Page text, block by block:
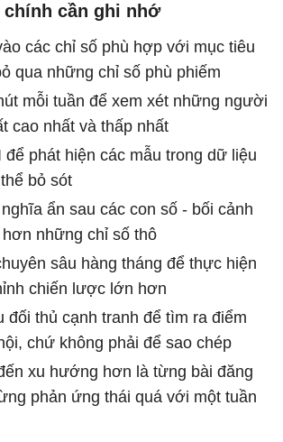
chính cần ghi nhớ
các chỉ số phù hợp với mục tiêu
qua những chỉ số phù phiếm
mỗi tuần để xem xét những người
cao nhất và thấp nhất
để phát hiện các mẫu trong dữ liệu
bỏ sót
ẩn sau các con số - bối cảnh
những chỉ số thô
sâu hàng tháng để thực hiện
chiến lược lớn hơn
đối thủ cạnh tranh để tìm ra điểm
chứ không phải để sao chép
xu hướng hơn là từng bài đăng
phản ứng thái quá với một tuần